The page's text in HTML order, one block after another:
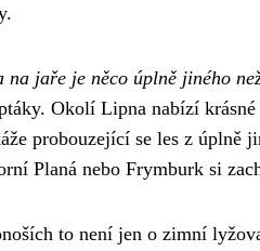
na jaře je něco úplně jiného
Okolí Lipna nabízí
probouzející se les z
Planá nebo Frymburk si
to není jen o zimní